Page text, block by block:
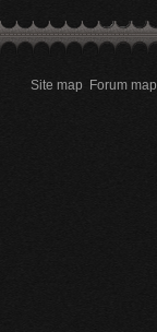
Site map Forum map